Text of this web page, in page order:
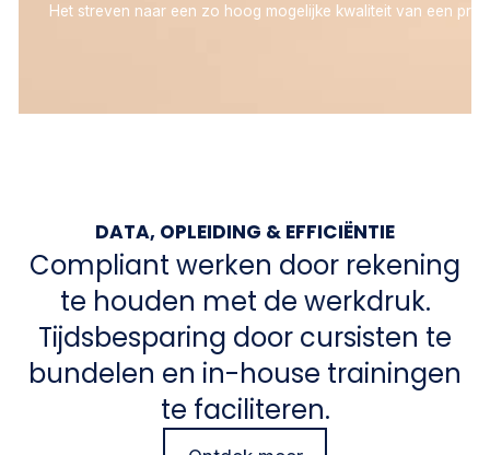
Het streven naar een zo hoog mogelijke kwaliteit van een
DATA, OPLEIDING & EFFICIËNTIE
Compliant werken door rekening
te houden met de werkdruk.
Tijdsbesparing door cursisten te
bundelen en in-house trainingen
te faciliteren.